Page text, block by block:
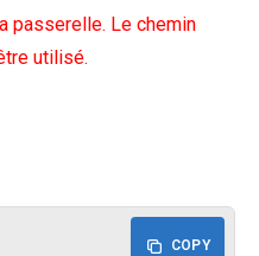
passerelle. Le chemin
utilisé.
COPY